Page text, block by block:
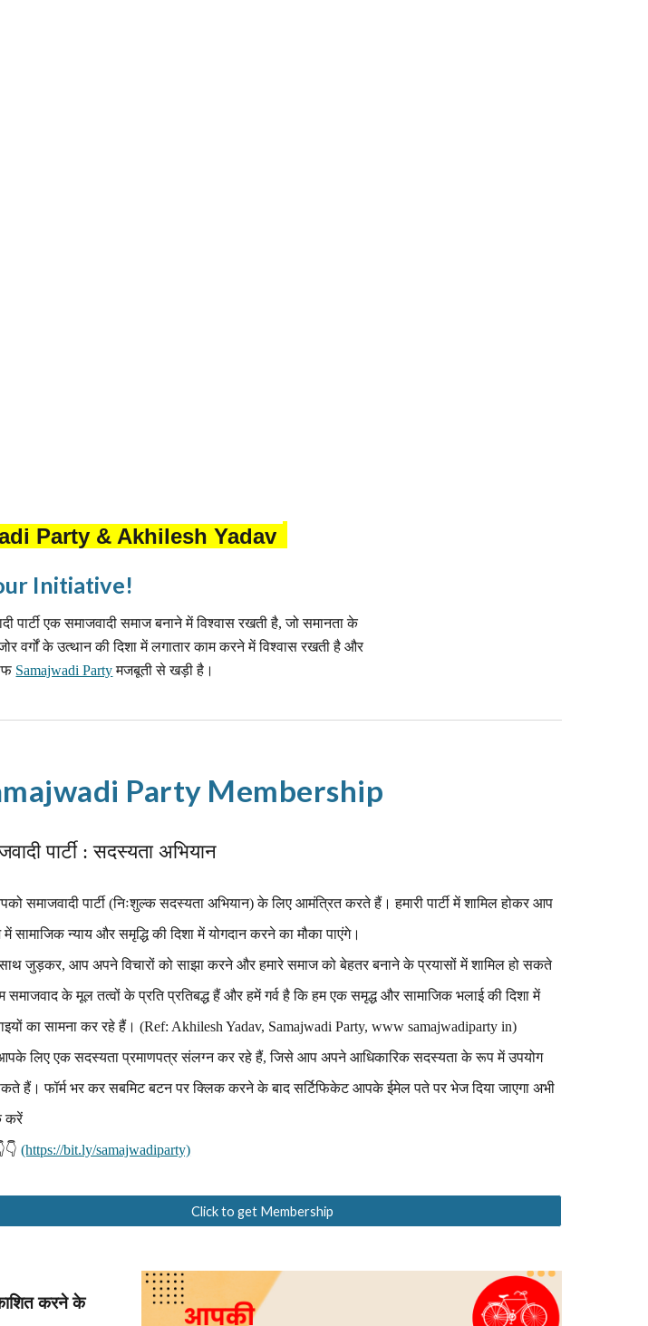
Party & Akhilesh Yadav
Initiative!
पार्टी एक समाजवादी समाज बनाने में विश्वास रखती है, जो समानता के
वर्गों के उत्थान की दिशा में लगातार काम करने में विश्वास रखती है और
Samajwadi Partyमजबूती से खड़ी है।
Party Membership
पार्टी : सदस्यता अभियान
समाजवादी पार्टी (निःशुल्क सदस्यता अभियान) के लिए आमंत्रित करते हैं। हमारी पार्टी में शामिल होकर आप
सामाजिक न्याय और समृद्धि की दिशा में योगदान करने का मौका पाएंगे।
साथ जुड़कर, आप अपने विचारों को साझा करने और हमारे समाज को बेहतर बनाने के प्रयासों में शामिल हो सकते
समाजवाद के मूल तत्वों के प्रति प्रतिबद्ध हैं और हमें गर्व है कि हम एक समृद्ध और सामाजिक भलाई की दिशा में
का सामना कर रहे हैं। (Ref: Akhilesh Yadav, Samajwadi Party, www samajwadiparty in)
लिए एक सदस्यता प्रमाणपत्र संलग्न कर रहे हैं, जिसे आप अपने आधिकारिक सदस्यता के रूप में उपयोग
हैं। फॉर्म भर कर सबमिट बटन पर क्लिक करने के बाद सर्टिफिकेट आपके ईमेल पते पर भेज दिया जाएगा अभी
करें
(https://bit.ly/samajwadiparty)
Click to get Membership
करने के